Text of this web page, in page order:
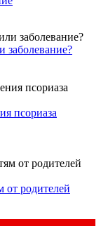
заболевание?
псориаза
от родителей